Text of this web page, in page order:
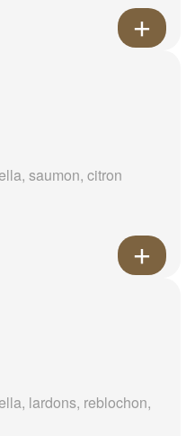
saumon, citron
lardons, reblochon,